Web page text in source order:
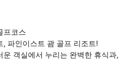
프코스
파인이스트 괌 골프 리조트!
객실에서 누리는 완벽한 휴식과,